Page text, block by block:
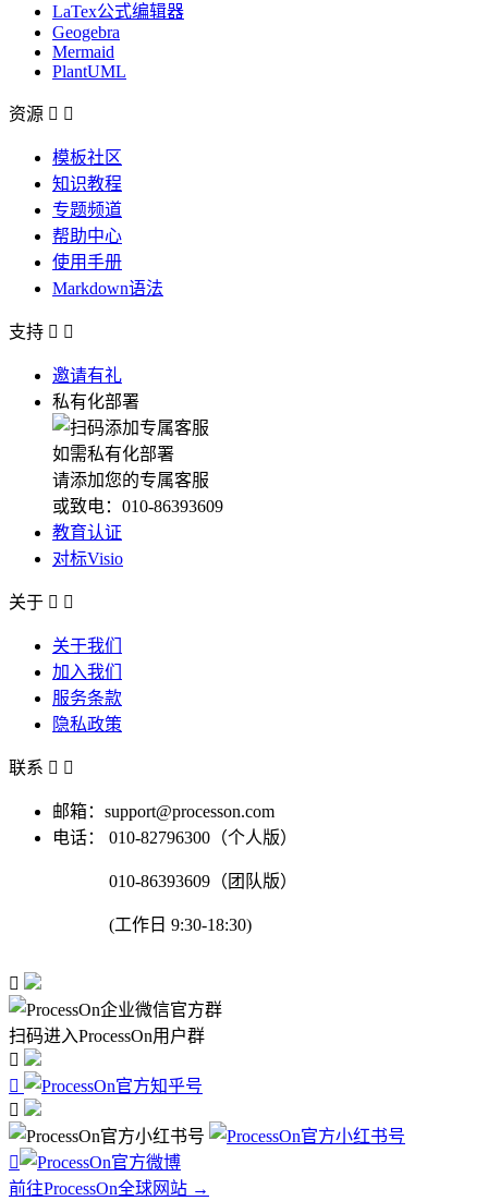
LaTex公式编辑器
Geogebra
Mermaid
PlantUML
资源  
模板社区
知识教程
专题频道
帮助中心
使用手册
Markdown语法
支持  
邀请有礼
私有化部署
如需私有化部署
请添加您的专属客服
或致电：010-86393609
教育认证
对标Visio
关于  
关于我们
加入我们
服务条款
隐私政策
联系  
邮箱：support@processon.com
电话：
010-82796300（个人版）
010-86393609（团队版）
(工作日 9:30-18:30)

扫码进入ProcessOn用户群




前往ProcessOn全球网站 →